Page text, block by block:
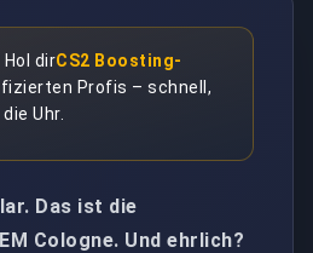
dirCS2 Boosting-
Profis – schnell,
Uhr.
Das ist die
Cologne. Und ehrlich?